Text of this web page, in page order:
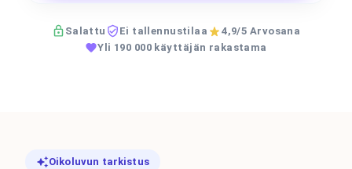
Salattu Ei tallennustilaa
4,9/5 Arvosana
Yli 190 000 käyttäjän rakastama
Oikoluvun tarkistus